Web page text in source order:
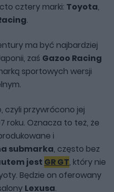
cztery marki: Toyota,
.
ma być najbardziej
zaś Gazoo Racing
sportowych wersji
czyli przywrócono jej
roku. Oznacza to też, że
i
submarka, często bez
jest GR GT, który nie
Będzie on oferowany
Lexusa.